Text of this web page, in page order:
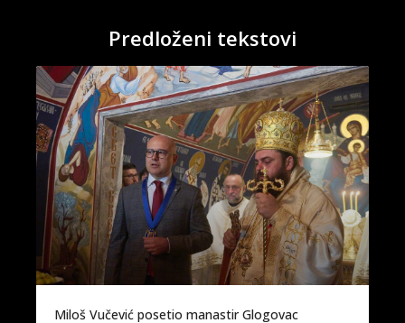
Predloženi tekstovi
Miloš Vučević posetio manastir Glogovac